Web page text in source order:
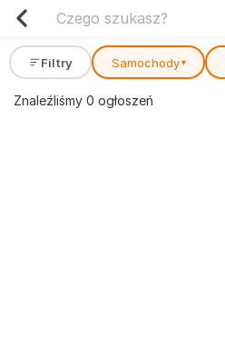
Filtry Samochody ▾
Znaleźliśmy 0 ogłoszeń